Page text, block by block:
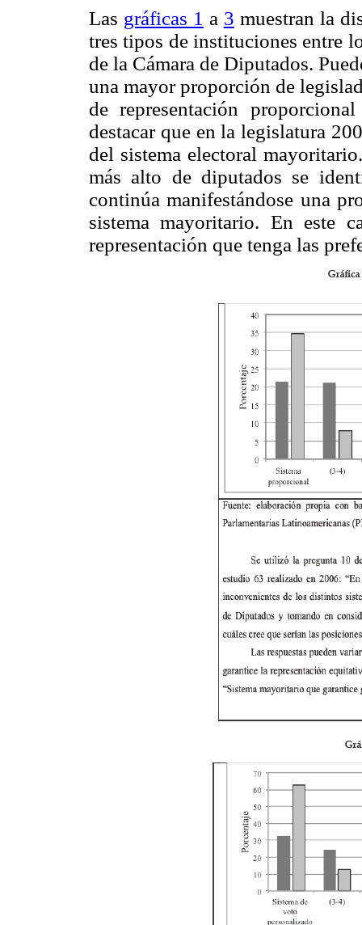
Las gráficas 1 a 3 muestran la
tres tipos de instituciones entre
de la Cámara de Diputados.
una mayor proporción de
de representación
destacar que en la legislatura
del sistema electoral
más alto de diputados se
continúa manifestándose una
sistema mayoritario. En este
representación que tenga las